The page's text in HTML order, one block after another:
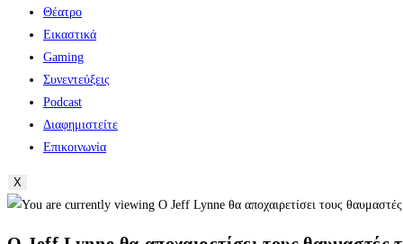
Θέατρο
Εικαστικά
Gaming
Συνεντεύξεις
Podcast
Διαφημιστείτε
Επικοινωνία
X